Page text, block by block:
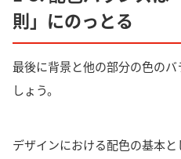
則」にのっとる
最後に背景と他の部分の色の
しょう。
デザインにおける配色の基本と